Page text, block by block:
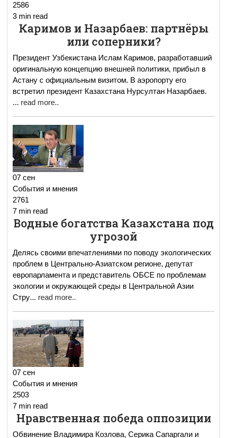
2586
3 min read
Каримов и Назарбаев: партнёры
или соперники?
Президент Узбекистана Ислам Каримов, разработавший
оригинальную концепцию внешней политики, прибыл в
Астану с официальным визитом. В аэропорту его
встретил президент Казахстана Нурсултан Назарбаев.
... read more..
07 сен
События и мнения
2761
7 min read
Водные богатства Казахстана под
угрозой
Делясь своими впечатлениями по поводу экологических
проблем в Центрально-Азиатском регионе, депутат
европарламента и представитель ОБСЕ по проблемам
экологии и окружающей среды в Центральной Азии
Стру... read more..
07 сен
События и мнения
2503
7 min read
Нравственная победа оппозиции
Обвинение Владимира Козлова, Серика Сапаргали и